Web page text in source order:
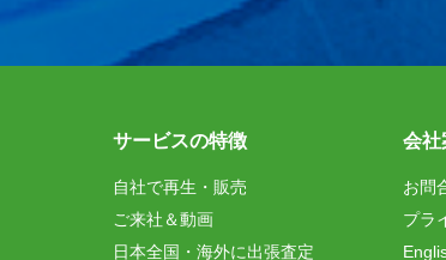
サービスの特徴
自社で再生・販売
ご来社＆動画
日本全国・海外に出張査定
会社
お問
プラ